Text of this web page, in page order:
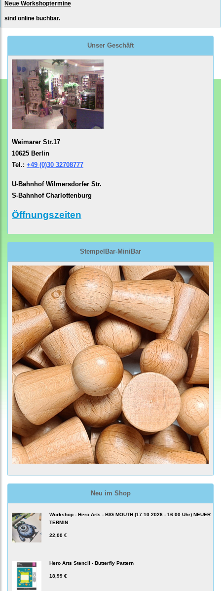
Neue Workshoptermine
sind online buchbar.
Unser Geschäft
Weimarer Str.17
10625 Berlin
Tel.: +49 (0)30 32708777
U-Bahnhof Wilmersdorfer Str.
S-Bahnhof Charlottenburg
Öffnungszeiten
StempelBar-MiniBar
Neu im Shop
Workshop - Hero Arts - BIG MOUTH (17.10.2026 - 16.00 Uhr) NEUER
TERMIN
22,00 €
Hero Arts Stencil - Butterfly Pattern
18,99 €